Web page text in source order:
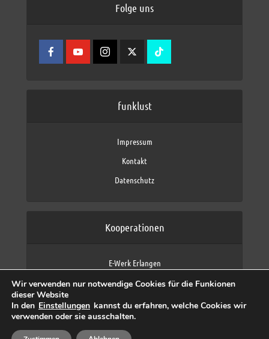
Folge uns
funklust
Impressum
Kontakt
Datenschutz
Kooperationen
E-Werk Erlangen
Fraunhofer IIS
max neo (AFK max)
Wir verwenden nur notwendige Cookies für die Funkionen
dieser Website
In den Einstellungen kannst du erfahren, welche Cookies wir
verwenden oder sie ausschalten.